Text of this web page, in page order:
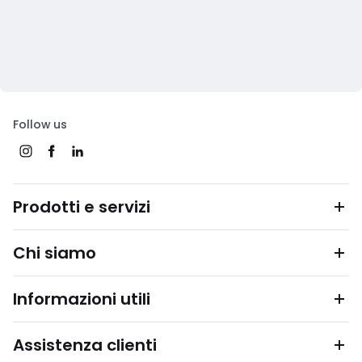
Follow us
Prodotti e servizi
Chi siamo
Informazioni utili
Assistenza clienti